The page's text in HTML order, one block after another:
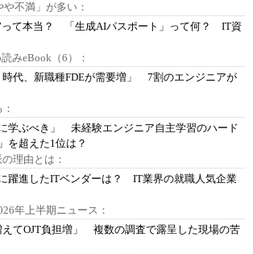
不満」が多い：
って本当？ 「生成AIパスポート」って何？ IT資
みeBook（6）：
時代、新職種FDEが需要増」 7割のエンジニアが
学ぶべき」 未経験エンジニア自主学習のハード
を超えた1位は？
理由とは：
躍進したITベンダーは？ IT業界の就職人気企業
年上半期ニュース：
えてOJT負担増」 複数の調査で露呈した現場の苦